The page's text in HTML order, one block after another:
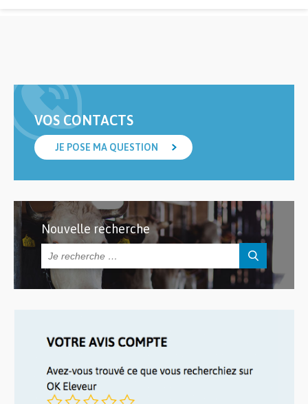
VOS CONTACTS
JE POSE MA QUESTION
Nouvelle recherche